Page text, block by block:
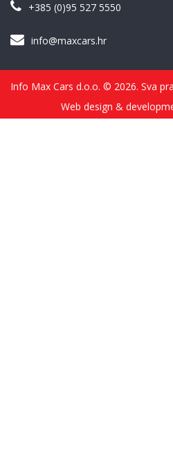
+385 (0)95 527 5550
info@maxcars.hr
Info Max Cars d.o.o. © 2026. Sva
Web design &